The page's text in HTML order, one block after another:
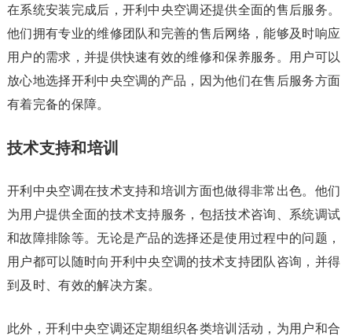
在系统安装完成后，开利中央空调还提供全面的售后服务。
他们拥有专业的维修团队和完善的售后网络，能够及时响应
用户的需求，并提供快速有效的维修和保养服务。用户可以
放心地选择开利中央空调的产品，因为他们在售后服务方面
有着完备的保障。
技术支持和培训
开利中央空调在技术支持和培训方面也做得非常出色。他们
为用户提供全面的技术支持服务，包括技术咨询、系统调试
和故障排除等。无论是产品的选择还是使用过程中的问题，
用户都可以随时向开利中央空调的技术支持团队咨询，并得
到及时、有效的解决方案。
此外，开利中央空调还定期组织各类培训活动，为用户和合